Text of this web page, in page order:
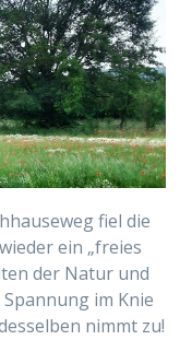
fiel die
ein „freies
der Natur und
im Knie
nimmt zu!